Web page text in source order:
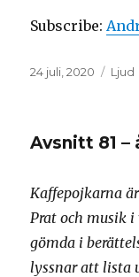
Subscribe:
Postat
24 juli, 2020 Ljud
Avsnitt 81 –
Kaffepojkarna
Prat och musik
gömda i
lyssnar att lista